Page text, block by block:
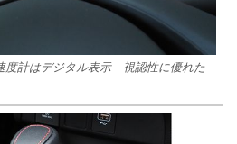
度計はデジタル表示 視認性に優れた